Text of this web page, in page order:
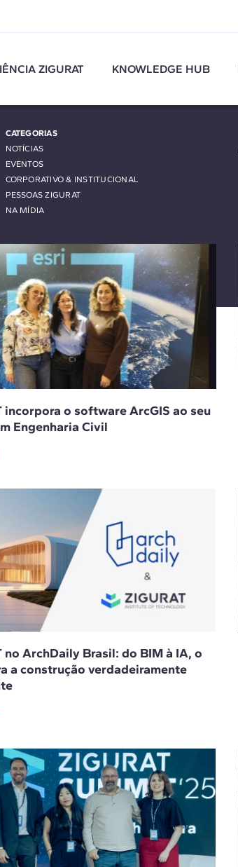
ZIGURAT KNOWLEDGE HUB
CATEGORIAS
NOTÍCIAS
EVENTOS
CORPORATIVO & INSTITUCIONAL
PESSOAS ZIGURAT
NA MÍDIA
incorpora o software ArcGIS ao seu
Engenharia Civil
no ArchDaily Brasil: do BIM à IA, o
a construção verdadeiramente